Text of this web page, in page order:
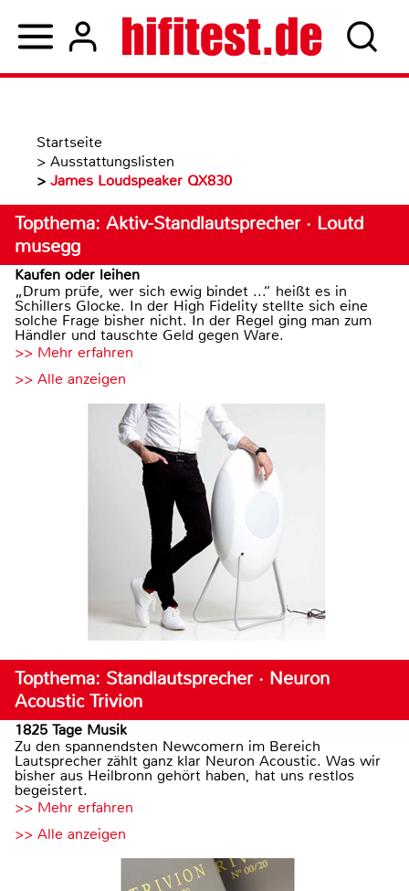
Startseite
> Ausstattungslisten
> James Loudspeaker QX830
Topthema: Aktiv-Standlautsprecher · Loutd
musegg
Kaufen oder leihen
„Drum prüfe, wer sich ewig bindet ...“ heißt es in
Schillers Glocke. In der High Fidelity stellte sich eine
solche Frage bisher nicht. In der Regel ging man zum
Händler und tauschte Geld gegen Ware.
>> Mehr erfahren
>> Alle anzeigen
Topthema: Standlautsprecher · Neuron
Acoustic Trivion
1825 Tage Musik
Zu den spannendsten Newcomern im Bereich
Lautsprecher zählt ganz klar Neuron Acoustic. Was wir
bisher aus Heilbronn gehört haben, hat uns restlos
begeistert.
>> Mehr erfahren
>> Alle anzeigen